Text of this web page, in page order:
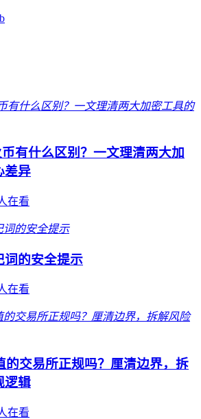
有什么区别？一文理清两大加
差异
在看
词的安全提示
在看
的交易所正规吗？厘清边界，拆
逻辑
在看